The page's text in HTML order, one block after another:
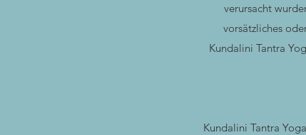
verursacht
vorsätzliches
Kundalini Tantra
Kundalini Tantra